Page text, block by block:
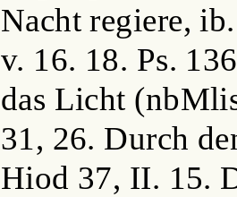
Nacht regiere, ib.
v. 16. 18. Ps.
das Licht
31, 26. Durch
Hiod 37, II. 15.